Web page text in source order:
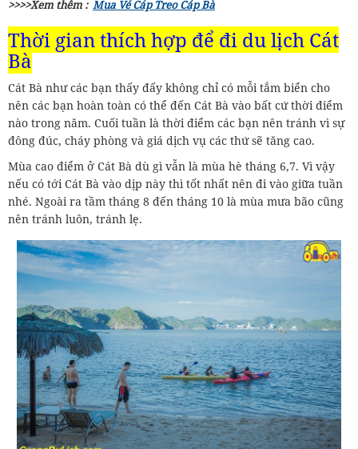
>>>>Xem thêm : Mua Vé Cáp Treo Cáp Bà
Thời gian thích hợp để đi du lịch Cát
Bà
Cát Bà như các bạn thấy đấy không chỉ có mỗi tắm biển cho
nên các bạn hoàn toàn có thể đến Cát Bà vào bất cứ thời điểm
nào trong năm. Cuối tuần là thời điểm các bạn nên tránh vì sự
đông đúc, cháy phòng và giá dịch vụ các thứ sẽ tăng cao.
Mùa cao điểm ở Cát Bà dù gì vẫn là mùa hè tháng 6,7. Vì vậy
nếu có tới Cát Bà vào dịp này thì tốt nhất nên đi vào giữa tuần
nhé. Ngoài ra tầm tháng 8 đến tháng 10 là mùa mưa bão cũng
nên tránh luôn, tránh lẹ.